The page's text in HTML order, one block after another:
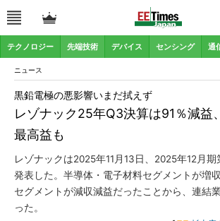
テクノロジー 先端技術 デバイス センシング 通
ニュース
レゾナック25年Q3決算は91％減益
最高益も
黒鉛電極の悪影響いまだ拭えず
レゾナックは2025年11月13日、2025年12月
発表した。半導体・電子材料セグメントが増
セグメントが減収減益だったことから、連結
った。